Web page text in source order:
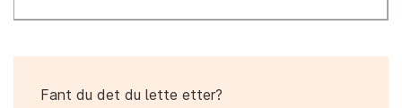
Fant du det du lette etter?